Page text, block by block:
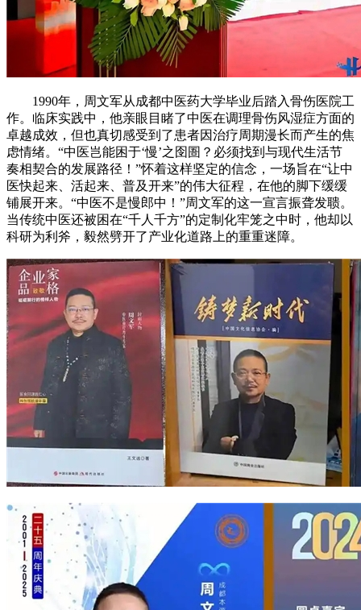
1990年，周文军从成都中医药大学毕业后踏入骨伤医院工
作。临床实践中，他亲眼目睹了中医在调理骨伤风湿症方面的
卓越成效，但也真切感受到了患者因治疗周期漫长而产生的焦
虑情绪。“中医岂能困于‘慢’之囹圄？必须找到与现代生活节
奏相契合的发展路径！”怀着这样坚定的信念，一场旨在“让中
医快起来、活起来、普及开来”的伟大征程，在他的脚下缓缓
铺展开来。“中医不是慢郎中！”周文军的这一宣言振聋发聩。
当传统中医还被困在“千人千方”的定制化牢笼之中时，他却以
科研为利斧，毅然劈开了产业化道路上的重重迷障。